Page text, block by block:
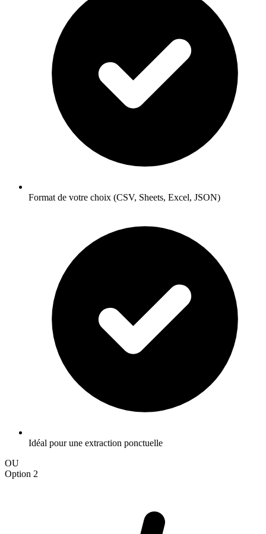
Format de votre choix (CSV, Sheets, Excel, JSON)
Idéal pour une extraction ponctuelle
OU
Option 2